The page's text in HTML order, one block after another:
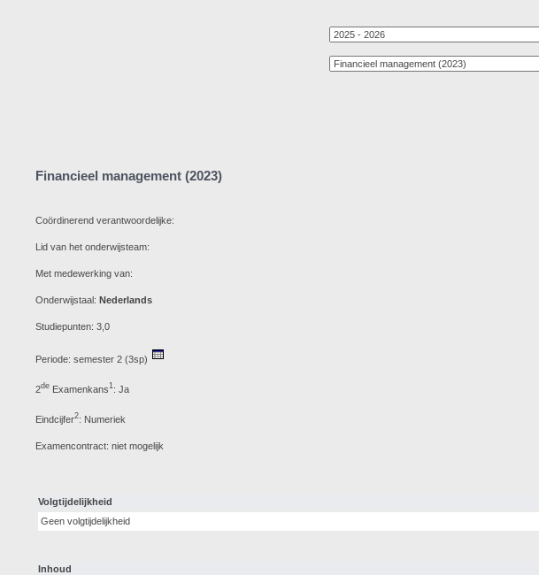
Financieel management (2023)
Coördinerend verantwoordelijke:
Lid van het onderwijsteam:
Met medewerking van:
Onderwijstaal: Nederlands
Studiepunten: 3,0
Periode: semester 2 (3sp)
2de Examenkans1: Ja
Eindcijfer2: Numeriek
Examencontract: niet mogelijk
Volgtijdelijkheid
Geen volgtijdelijkheid
Inhoud